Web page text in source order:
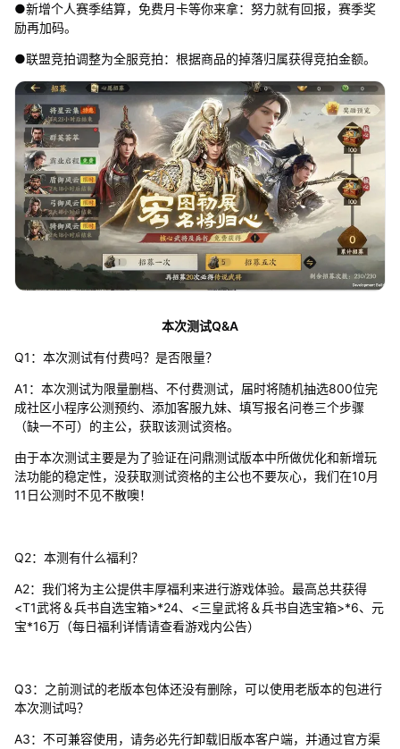
●新增个人赛季结算，免费月卡等你来拿：努力就有回报，赛季奖
励再加码。
●联盟竞拍调整为全服竞拍：根据商品的掉落归属获得竞拍金额。
本次测试Q&A
Q1：本次测试有付费吗？是否限量？
A1：本次测试为限量删档、不付费测试，届时将随机抽选800位完
成社区小程序公测预约、添加客服九妹、填写报名问卷三个步骤
（缺一不可）的主公，获取该测试资格。
由于本次测试主要是为了验证在问鼎测试版本中所做优化和新增玩
法功能的稳定性，没获取测试资格的主公也不要灰心，我们在10月
11日公测时不见不散噢！
Q2：本测有什么福利？
A2：我们将为主公提供丰厚福利来进行游戏体验。最高总共获得
<T1武将＆兵书自选宝箱>*24、<三皇武将＆兵书自选宝箱>*6、元
宝*16万（每日福利详情请查看游戏内公告）
Q3：之前测试的老版本包体还没有删除，可以使用老版本的包进行
本次测试吗？
A3：不可兼容使用，请务必先行卸载旧版本客户端，并通过官方渠